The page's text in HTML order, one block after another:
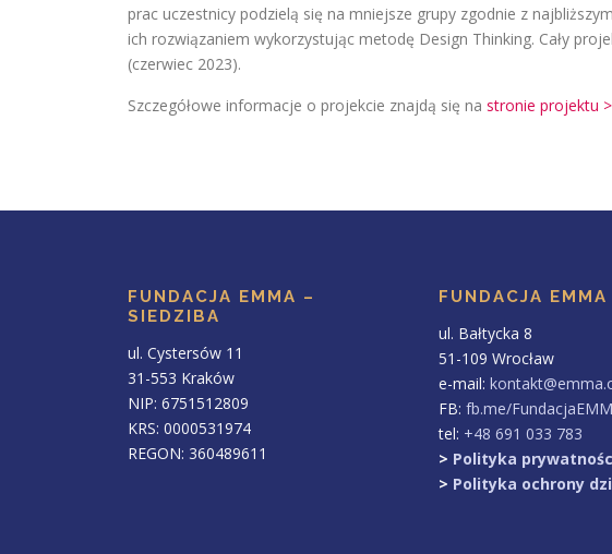
prac uczestnicy podzielą się na mniejsze grupy zgodnie z
ich rozwiązaniem wykorzystując metodę Design Thinking. Cały
(czerwiec 2023).
Szczegółowe informacje o projekcie znajdą się na stronie projektu
FUNDACJA EMMA –
SIEDZIBA
ul. Cystersów 11
31-553 Kraków
NIP: 6751512809
KRS: 0000531974
REGON: 360489611
FUNDACJA
ul. Bałtycka 8
51-109 Wrocław
e-mail:
FB: fb.me/
tel: +48 691 033 783
> Polityka
> Polityka ochrony